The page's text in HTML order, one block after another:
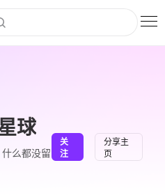
球
么都没留
关
注
分享主
页